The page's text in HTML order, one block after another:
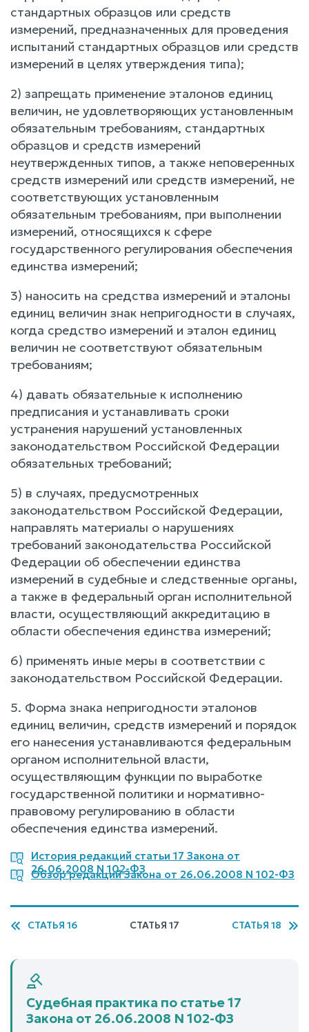
стандартных образцов или средств
измерений, предназначенных для проведения
испытаний стандартных образцов или средств
измерений в целях утверждения типа);
2) запрещать применение эталонов единиц
величин, не удовлетворяющих установленным
обязательным требованиям, стандартных
образцов и средств измерений
неутвержденных типов, а также неповеренных
средств измерений или средств измерений, не
соответствующих установленным
обязательным требованиям, при выполнении
измерений, относящихся к сфере
государственного регулирования обеспечения
единства измерений;
3) наносить на средства измерений и эталоны
единиц величин знак непригодности в случаях,
когда средство измерений и эталон единиц
величин не соответствуют обязательным
требованиям;
4) давать обязательные к исполнению
предписания и устанавливать сроки
устранения нарушений установленных
законодательством Российской Федерации
обязательных требований;
5) в случаях, предусмотренных
законодательством Российской Федерации,
направлять материалы о нарушениях
требований законодательства Российской
Федерации об обеспечении единства
измерений в судебные и следственные органы,
а также в федеральный орган исполнительной
власти, осуществляющий аккредитацию в
области обеспечения единства измерений;
6) применять иные меры в соответствии с
законодательством Российской Федерации.
5. Форма знака непригодности эталонов
единиц величин, средств измерений и порядок
его нанесения устанавливаются федеральным
органом исполнительной власти,
осуществляющим функции по выработке
государственной политики и нормативно-
правовому регулированию в области
обеспечения единства измерений.
История редакций статьи 17 Закона от
26.06.2008 N 102-ФЗ
Обзор редакций Закона от 26.06.2008 N 102-ФЗ
СТАТЬЯ 16 СТАТЬЯ 17 СТАТЬЯ 18
Судебная практика по статье 17
Закона от 26.06.2008 N 102-ФЗ